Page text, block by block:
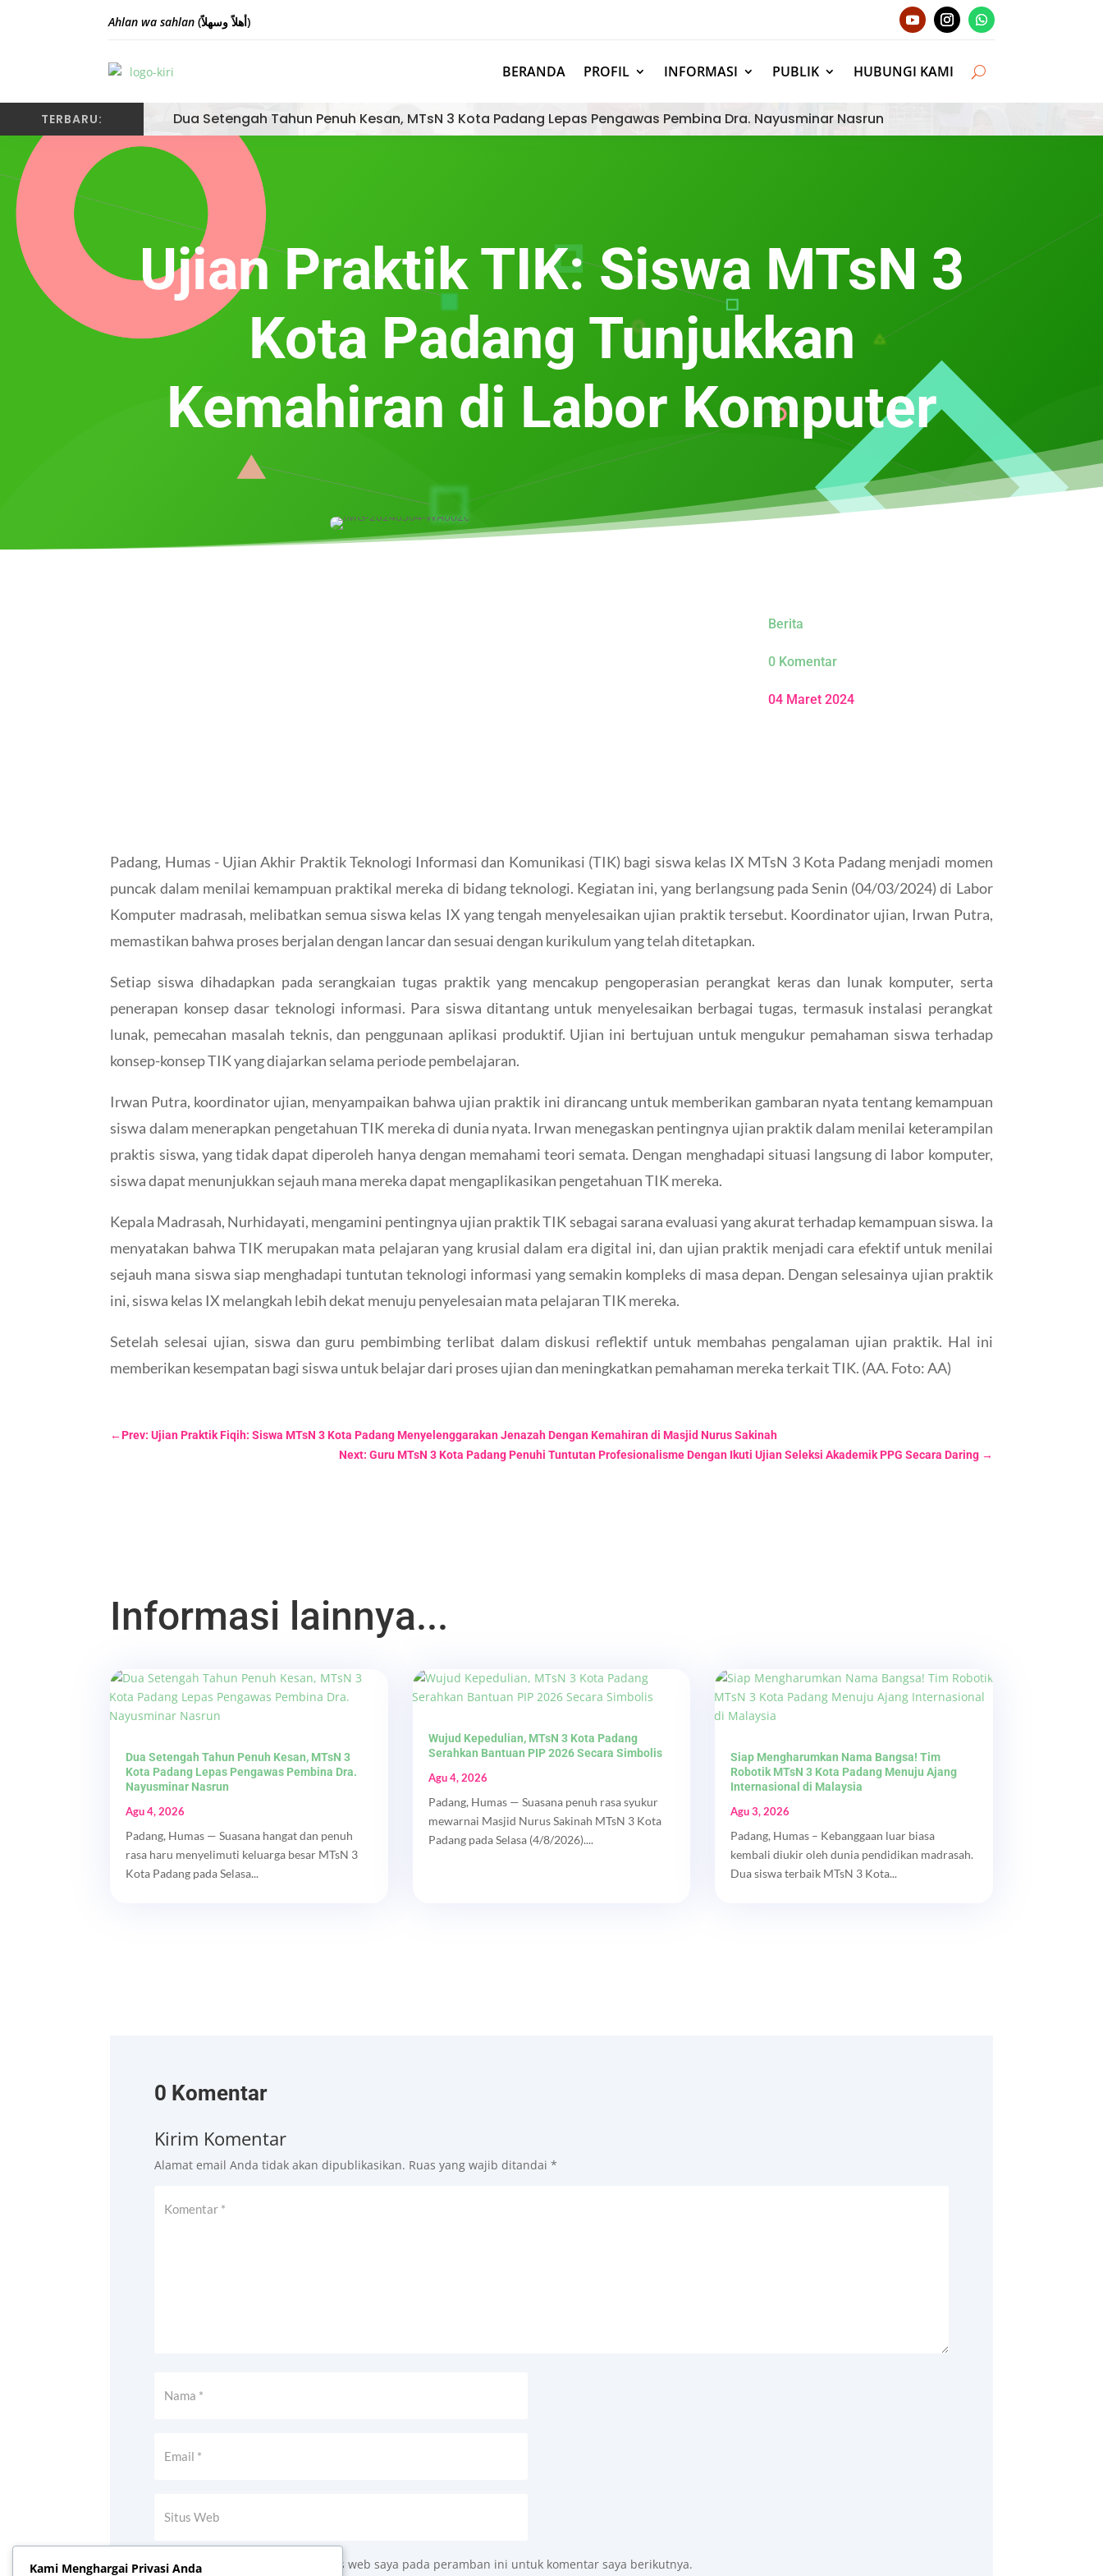
Ahlan wa sahlan (أهلاً وسهلاً)
BERANDA PROFIL INFORMASI PUBLIK HUBUNGI KAMI
TERBARU: Dua Setengah Tahun Penuh Kesan, MTsN 3 Kota Padang Lepas Pengawas Pembina Dra. Nayusminar Nasrun
Ujian Praktik TIK: Siswa MTsN 3
Kota Padang Tunjukkan
Kemahiran di Labor Komputer
Berita
0 Komentar
04 Maret 2024
Padang, Humas - Ujian Akhir Praktik Teknologi Informasi dan Komunikasi (TIK) bagi siswa kelas IX MTsN 3 Kota Padang menjadi momen
puncak dalam menilai kemampuan praktikal mereka di bidang teknologi. Kegiatan ini, yang berlangsung pada Senin (04/03/2024) di Labor
Komputer madrasah, melibatkan semua siswa kelas IX yang tengah menyelesaikan ujian praktik tersebut. Koordinator ujian, Irwan Putra,
memastikan bahwa proses berjalan dengan lancar dan sesuai dengan kurikulum yang telah ditetapkan.
Setiap siswa dihadapkan pada serangkaian tugas praktik yang mencakup pengoperasian perangkat keras dan lunak komputer, serta
penerapan konsep dasar teknologi informasi. Para siswa ditantang untuk menyelesaikan berbagai tugas, termasuk instalasi perangkat
lunak, pemecahan masalah teknis, dan penggunaan aplikasi produktif. Ujian ini bertujuan untuk mengukur pemahaman siswa terhadap
konsep-konsep TIK yang diajarkan selama periode pembelajaran.
Irwan Putra, koordinator ujian, menyampaikan bahwa ujian praktik ini dirancang untuk memberikan gambaran nyata tentang kemampuan
siswa dalam menerapkan pengetahuan TIK mereka di dunia nyata. Irwan menegaskan pentingnya ujian praktik dalam menilai keterampilan
praktis siswa, yang tidak dapat diperoleh hanya dengan memahami teori semata. Dengan menghadapi situasi langsung di labor komputer,
siswa dapat menunjukkan sejauh mana mereka dapat mengaplikasikan pengetahuan TIK mereka.
Kepala Madrasah, Nurhidayati, mengamini pentingnya ujian praktik TIK sebagai sarana evaluasi yang akurat terhadap kemampuan siswa. Ia
menyatakan bahwa TIK merupakan mata pelajaran yang krusial dalam era digital ini, dan ujian praktik menjadi cara efektif untuk menilai
sejauh mana siswa siap menghadapi tuntutan teknologi informasi yang semakin kompleks di masa depan. Dengan selesainya ujian praktik
ini, siswa kelas IX melangkah lebih dekat menuju penyelesaian mata pelajaran TIK mereka.
Setelah selesai ujian, siswa dan guru pembimbing terlibat dalam diskusi reflektif untuk membahas pengalaman ujian praktik. Hal ini
memberikan kesempatan bagi siswa untuk belajar dari proses ujian dan meningkatkan pemahaman mereka terkait TIK. (AA. Foto: AA)
←Prev: Ujian Praktik Fiqih: Siswa MTsN 3 Kota Padang Menyelenggarakan Jenazah Dengan Kemahiran di Masjid Nurus Sakinah
Next: Guru MTsN 3 Kota Padang Penuhi Tuntutan Profesionalisme Dengan Ikuti Ujian Seleksi Akademik PPG Secara Daring→
Informasi lainnya...
Dua Setengah Tahun Penuh Kesan, MTsN 3
Kota Padang Lepas Pengawas Pembina Dra.
Nayusminar Nasrun
Agu 4, 2026
Padang, Humas — Suasana hangat dan penuh
rasa haru menyelimuti keluarga besar MTsN 3
Kota Padang pada Selasa...
Wujud Kepedulian, MTsN 3 Kota Padang
Serahkan Bantuan PIP 2026 Secara Simbolis
Agu 4, 2026
Padang, Humas — Suasana penuh rasa syukur
mewarnai Masjid Nurus Sakinah MTsN 3 Kota
Padang pada Selasa (4/8/2026)....
Siap Mengharumkan Nama Bangsa! Tim
Robotik MTsN 3 Kota Padang Menuju Ajang
Internasional di Malaysia
Agu 3, 2026
Padang, Humas – Kebanggaan luar biasa
kembali diukir oleh dunia pendidikan madrasah.
Dua siswa terbaik MTsN 3 Kota...
0 Komentar
Kirim Komentar
Alamat email Anda tidak akan dipublikasikan. Ruas yang wajib ditandai*
Simpan nama, email, dan situs web saya pada peramban ini untuk komentar saya berikutnya.
Kami Menghargai Privasi Anda